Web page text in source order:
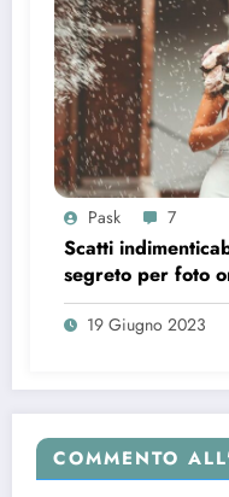
Pask 7
Scatti
segreto per foto
19 Giugno 2023
COMMENTO